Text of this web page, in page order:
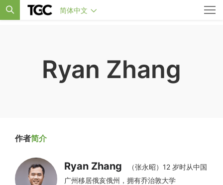
简体中文
Ryan Zhang
作者简介
Ryan Zhang
（张永昭）12 岁时从中国
广州移居俄亥俄州，拥有乔治敦大学